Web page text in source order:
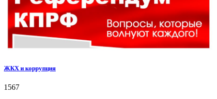
ЖКХ и коррупция
1567